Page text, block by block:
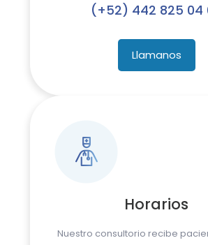
(+52) 442 825 04
Llamanos
Horarios
Nuestro consultorio recibe